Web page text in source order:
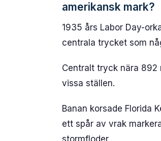
amerikansk mark?
1935 års Labor Day-
centrala trycket som
Centralt tryck nära 892
vissa ställen.
Banan korsade Florida
ett spår av vrak
stormfloder.